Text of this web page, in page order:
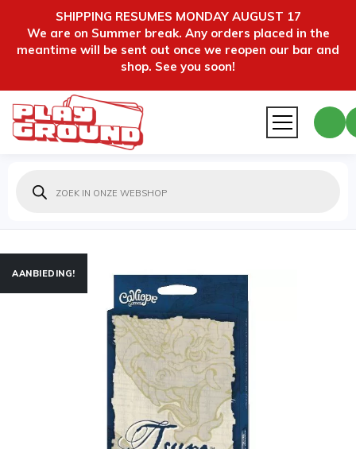
SHIPPING RESUMES MONDAY AUGUST 17
We are on Summer break. Any orders placed in the
meantime will be sent out once we reopen our bar and
shop. See you soon!
zoeken
AANBIEDING!